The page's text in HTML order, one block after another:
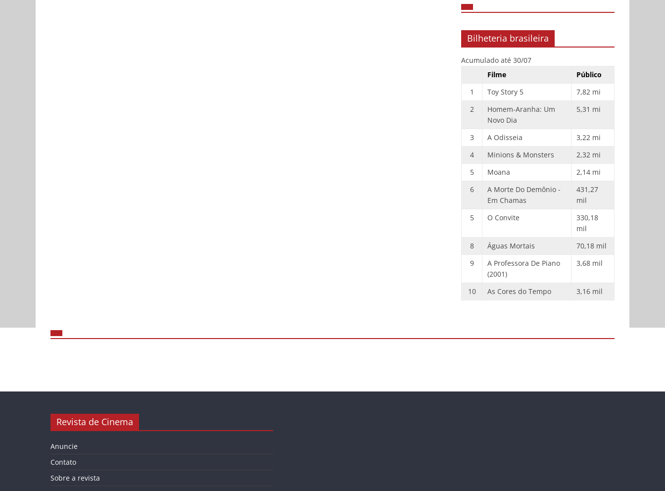
Bilheteria brasileira
Acumulado até 30/07
Filme
Público
1
Toy Story 5
7,82 mi
2
Homem-Aranha: Um
Novo Dia
5,31 mi
3 A Odisseia
3,22 mi
4
Minions & Monsters
2,32 mi
5
Moana
2,14 mi
6
A Morte Do Demônio -
Em Chamas
431,27
mil
5
O Convite
330,18
mil
8
Águas Mortais
70,18 mil
9
A Professora De Piano
(2001)
3,68 mil
10 As Cores do Tempo 3,16 mil
Revista de Cinema
Anuncie
Contato
Sobre a revista